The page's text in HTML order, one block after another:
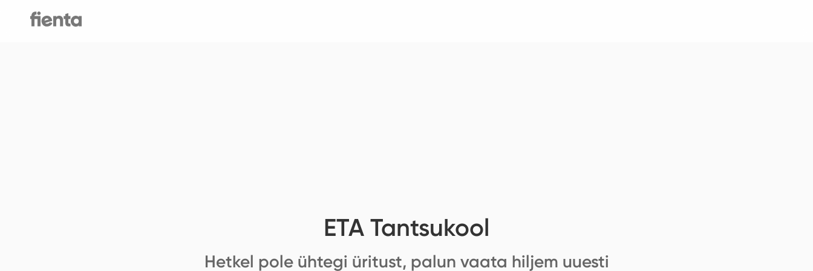
ETA Tantsukool
Hetkel pole ühtegi üritust, palun vaata hiljem uuesti